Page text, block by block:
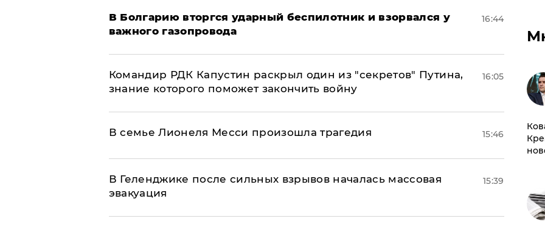
В Болгарию вторгся ударный беспилотник и взорвался у
важного газопровода
16:44
Командир РДК Капустин раскрыл один из "секретов" Путина,
знание которого поможет закончить войну
16:05
В семье Лионеля Месси произошла трагедия 15:46
В Геленджике после сильных взрывов началась массовая
эвакуация
15:39